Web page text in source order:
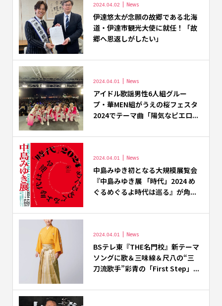
2024.04.02 News
伊達悠太が念願の故郷である北海
道・伊達市観光大使に就任！「故
郷へ恩返しがしたい」
2024.04.01 News
アイドル歌謡男性6人組グルー
プ・華MEN組がうえの桜フェスタ
2024でテーマ曲「陽気なピエロ...
2024.04.01 News
中島みゆき初となる大規模展覧会
『中島みゆき展 「時代」2024 め
ぐるめぐるよ時代は巡る』が角...
2024.04.01 News
BSテレ東『THE名門校』新テーマ
ソングに歌＆三味線＆尺八の“三
刀流歌手”彩青の「First Step」...